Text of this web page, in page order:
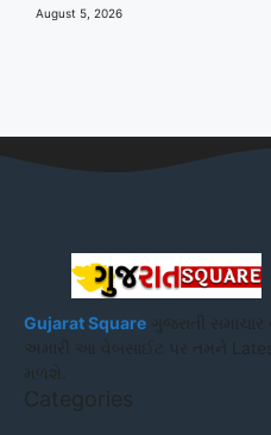
August 5, 2026
Gujarat Square ગુજરાતી
અમારી આ વેબસાઈટ પર તમને
મળશે.
Categories